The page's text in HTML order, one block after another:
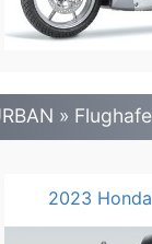
»
2023